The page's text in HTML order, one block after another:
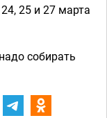
25 и 27 марта
собирать